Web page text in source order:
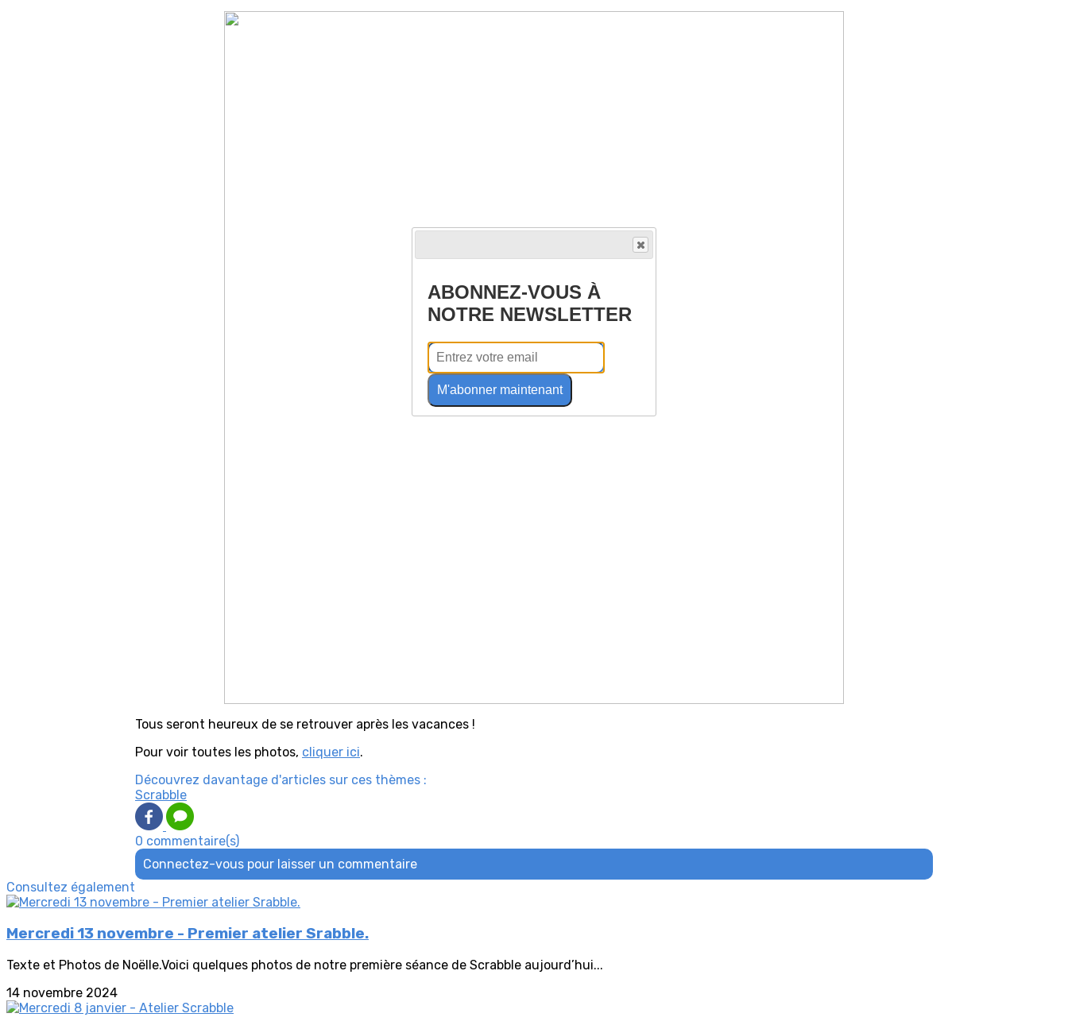
Tous seront heureux de se retrouver après les vacances !
Pour voir toutes les photos, cliquer ici.
Découvrez davantage d'articles sur ces thèmes :
Scrabble
0 commentaire(s)
Connectez-vous pour laisser un commentaire
Consultez également
Mercredi 13 novembre - Premier atelier Srabble.
Texte et Photos de Noëlle.Voici quelques photos de notre première séance de Scrabble aujourd’hui...
14 novembre 2024
ABONNEZ-VOUS À
NOTRE NEWSLETTER
M'abonner maintenant